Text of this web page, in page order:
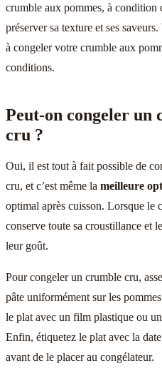
crumble aux pommes, à condition
préserver sa texture et ses
à congeler votre crumble aux
conditions.
Peut-on congeler un
cru ?
Oui, il est tout à fait possible de
cru, et c’est même la meilleure
optimal après cuisson. Lorsque le
conserve toute sa croustillance et
leur goût.
Pour congeler un crumble cru,
pâte uniformément sur les
le plat avec un film plastique ou
Enfin, étiquetez le plat avec la
avant de le placer au congélateur.